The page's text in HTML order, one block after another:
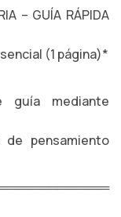
– GUÍA RÁPIDA
(1 página)*
guía mediante
de pensamiento